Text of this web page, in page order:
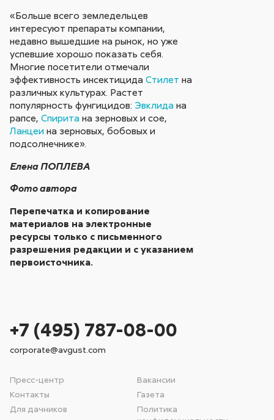
«Больше всего земледельцев
интересуют препараты компании,
недавно вышедшие на рынок, но уже
успевшие хорошо показать себя.
Многие посетители отмечали
эффективность инсектицидаСтилет на
различных культурах. Растет
популярность фунгицидов: Эвклида на
рапсе,Спирита на зерновых и сое,
Ланцеи на зерновых, бобовых и
подсолнечнике».
Елена ПОПЛЕВА
Фото автора
Перепечатка и копирование
материалов на электронные
ресурсы только с письменного
разрешения редакции и с указанием
первоисточника.
Пресс-центр
Вакансии
Контакты
Газета
Для дачников
Политика
+7 (495) 787-08-00
corporate@avgust.com